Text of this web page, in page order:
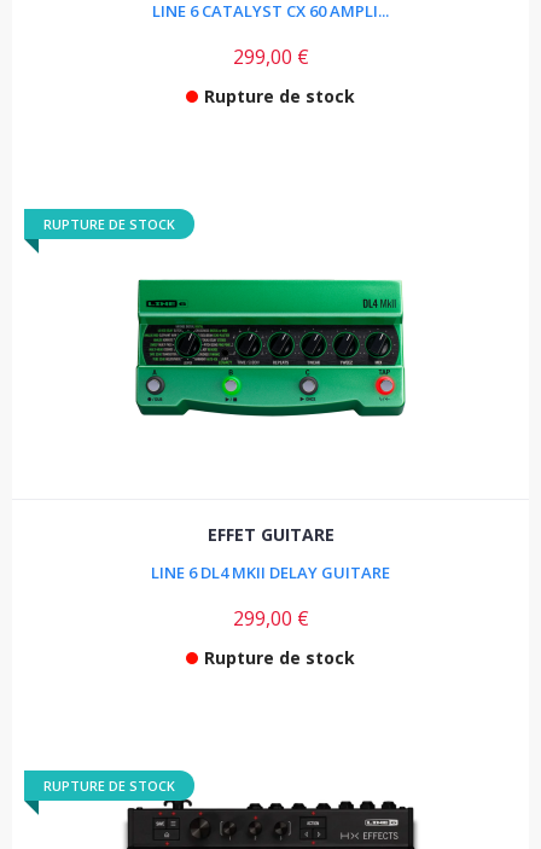
LINE 6 CATALYST CX 60 AMPLI...
299,00 €
Rupture de stock
RUPTURE DE STOCK
EFFET GUITARE
LINE 6 DL4 MKII DELAY GUITARE
299,00 €
Rupture de stock
RUPTURE DE STOCK